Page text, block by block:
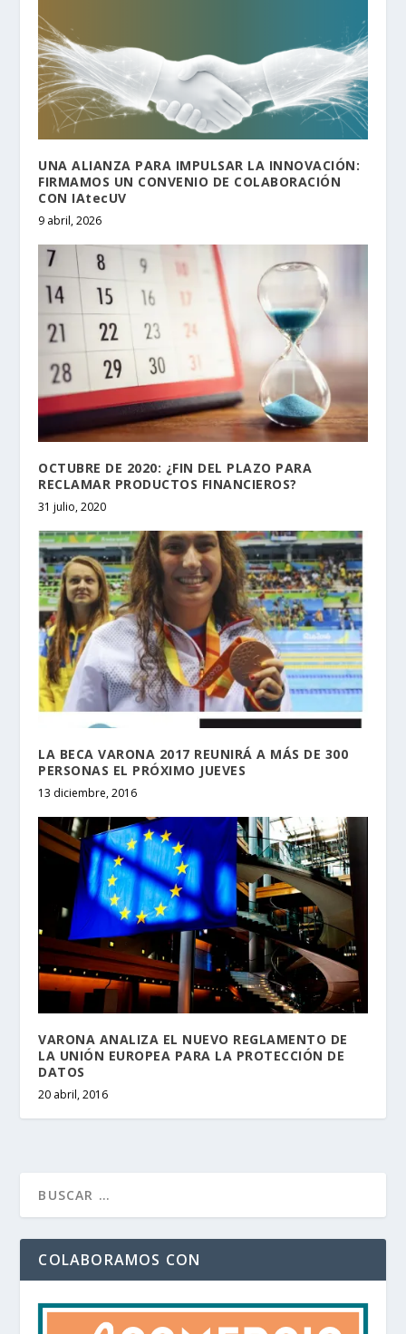
UNA ALIANZA PARA IMPULSAR LA INNOVACIÓN:
FIRMAMOS UN CONVENIO DE COLABORACIÓN
CON IAtecUV
9 abril, 2026
OCTUBRE DE 2020: ¿FIN DEL PLAZO PARA
RECLAMAR PRODUCTOS FINANCIEROS?
31 julio, 2020
LA BECA VARONA 2017 REUNIRÁ A MÁS DE 300
PERSONAS EL PRÓXIMO JUEVES
13 diciembre, 2016
VARONA ANALIZA EL NUEVO REGLAMENTO DE
LA UNIÓN EUROPEA PARA LA PROTECCIÓN DE
DATOS
20 abril, 2016
COLABORAMOS CON